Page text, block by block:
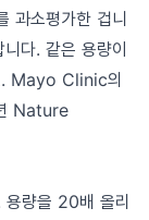
과소평가한 겁니
다. 같은 용량이
. Mayo Clinic의
Nature
량을 20배 올리